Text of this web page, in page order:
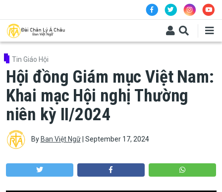
Tin Giáo Hội
Hội đồng Giám mục Việt Nam:
Khai mạc Hội nghị Thường
niên kỳ II/2024
By Ban Việt Ngữ| September 17, 2024